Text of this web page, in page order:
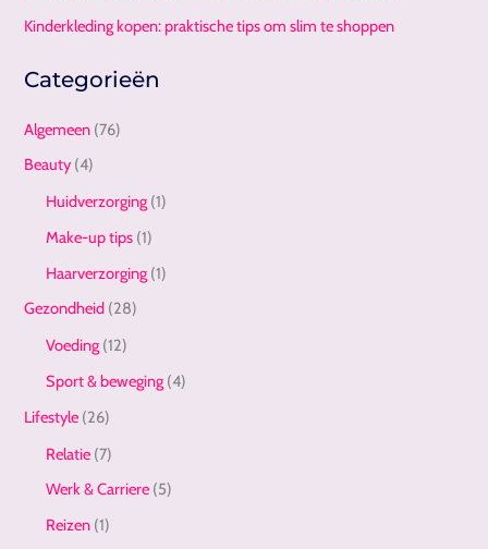
Kinderkleding kopen: praktische tips om slim te shoppen
Categorieën
Algemeen (76)
Beauty (4)
Huidverzorging (1)
Make-up tips (1)
Haarverzorging (1)
Gezondheid (28)
Voeding (12)
Sport & beweging (4)
Lifestyle (26)
Relatie (7)
Werk & Carriere (5)
Reizen (1)